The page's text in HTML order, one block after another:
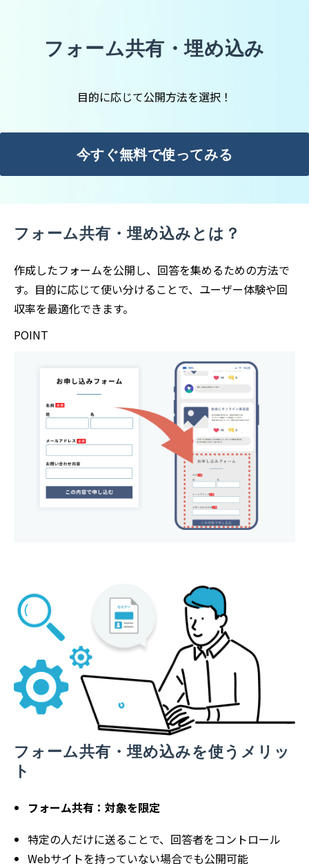
フォーム共有・埋め込み
目的に応じて公開方法を選択！
今すぐ無料で使ってみる
フォーム共有・埋め込みとは？
作成したフォームを公開し、回答を集めるための方法で
す。目的に応じて使い分けることで、ユーザー体験や回
収率を最適化できます。
POINT
フォーム共有・埋め込みを使うメリッ
ト
フォーム共有：対象を限定
特定の人だけに送ることで、回答者をコントロール
Webサイトを持っていない場合でも公開可能